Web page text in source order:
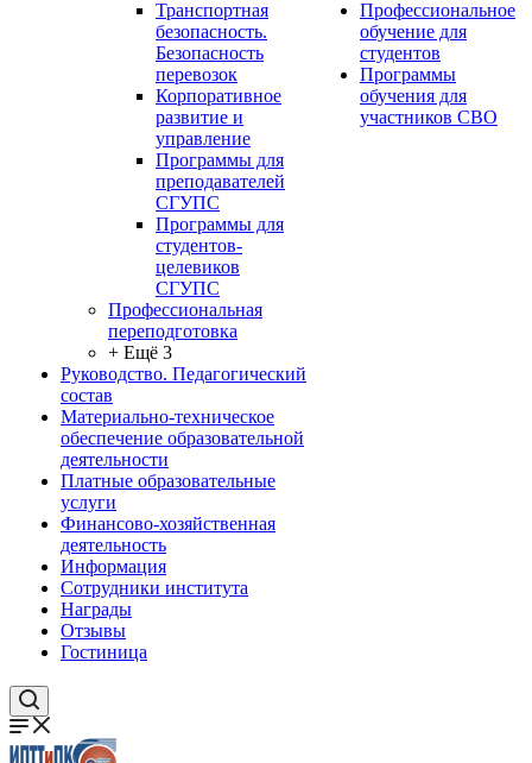
Транспортная
безопасность.
Безопасность
перевозок
Корпоративное
развитие и
управление
Программы для
преподавателей
СГУПС
Программы для
студентов-
целевиков
СГУПС
Профессиональная
переподготовка
+ Ещё 3
Руководство. Педагогический
состав
Материально-техническое
обеспечение образовательной
деятельности
Платные образовательные
услуги
Финансово-хозяйственная
деятельность
Информация
Сотрудники института
Награды
Отзывы
Гостиница
Профессиональное
обучение для
студентов
Программы
обучения для
участников СВО